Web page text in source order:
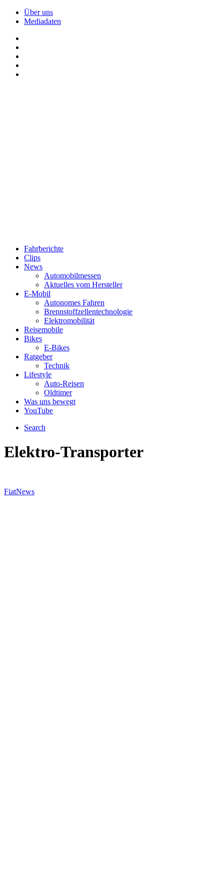
Über uns
Mediadaten
Fahrberichte
Clips
News
Automobilmessen
Aktuelles vom Hersteller
E-Mobil
Autonomes Fahren
Brennstoffzellentechnologie
Elektromobilität
Reisemobile
Bikes
E-Bikes
Ratgeber
Technik
Lifestyle
Auto-Reisen
Oldtimer
Was uns bewegt
YouTube
Search
Elektro-Transporter
FiatNews